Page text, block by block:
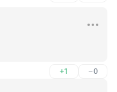
+1 –0